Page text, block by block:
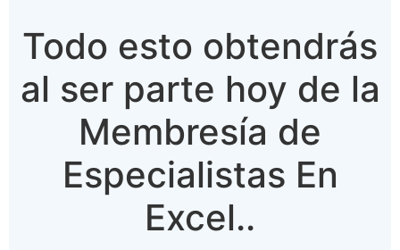
Todo esto obtendrás
al ser parte hoy de la
Membresía de
Especialistas En
Excel..